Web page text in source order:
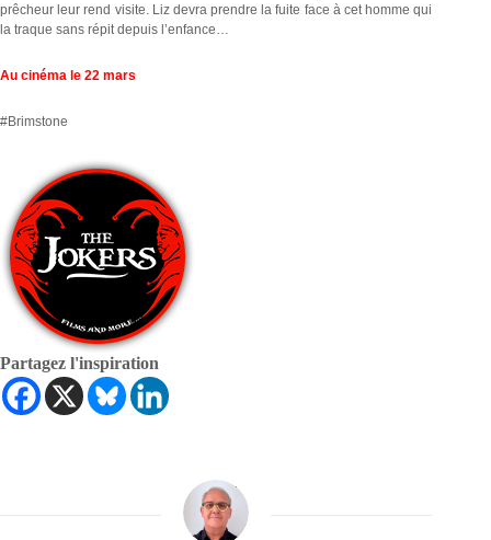
prêcheur leur rend visite. Liz devra prendre la fuite face à cet homme qui
la traque sans répit depuis l’enfance…
Au cinéma le 22 mars
#Brimstone
Partagez l'inspiration